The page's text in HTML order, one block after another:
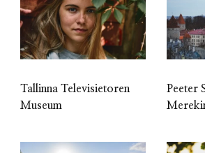
Tallinna Televisietoren
Museum
Peeter